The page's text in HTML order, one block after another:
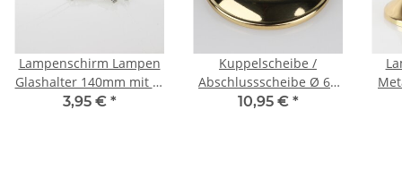
Lampenschirm Lampen
Glashalter 140mm mit 3-
fach Feder für alle E14
3,95 € *
Kuppelscheibe /
Abschlussscheibe Ø 65
mm – Metall
10,95 € *